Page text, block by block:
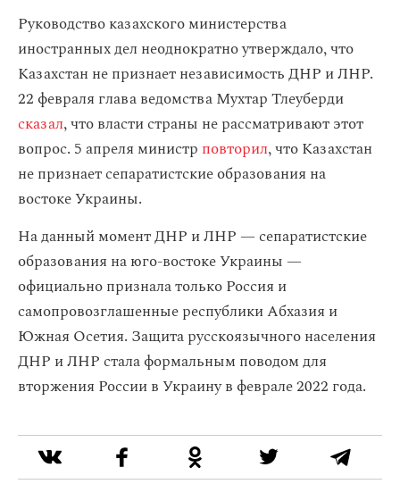
Руководство казахского министерства
иностранных дел неоднократно утверждало, что
Казахстан не признает независимость ДНР и ЛНР.
22 февраля глава ведомства Мухтар Тлеуберди
сказал, что власти страны не рассматривают этот
вопрос. 5 апреля министр повторил, что Казахстан
не признает сепаратистские образования на
востоке Украины.
На данный момент ДНР и ЛНР — сепаратистские
образования на юго-востоке Украины —
официально признала только Россия и
самопровозглашенные республики Абхазия и
Южная Осетия. Защита русскоязычного населения
ДНР и ЛНР стала формальным поводом для
вторжения России в Украину в феврале 2022 года.